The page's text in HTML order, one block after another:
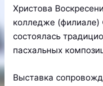
Христова
колледже
состоялась
пасхальных
Выставка